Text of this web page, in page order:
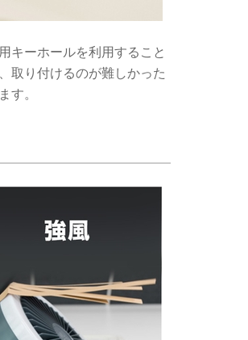
キーホールを利用すること
取り付けるのが難しかった
す。